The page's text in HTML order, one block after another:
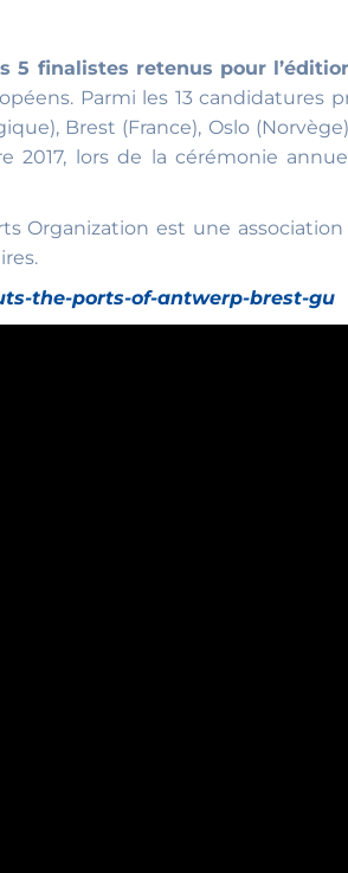
5 finalistes retenus pour
Parmi les 13 candidatures
Brest (France), Oslo
2017, lors de la cérémonie
Organization est une
the-ports-of-antwerp-brest-gu